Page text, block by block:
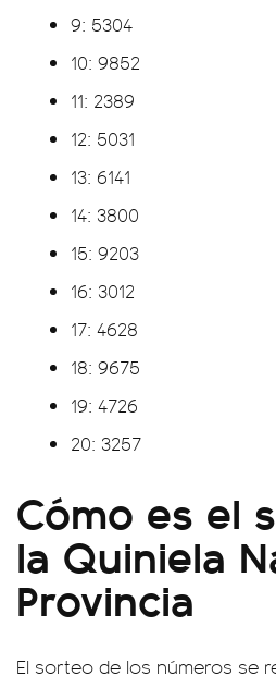
9: 5304
10: 9852
11: 2389
12: 5031
13: 6141
14: 3800
15: 9203
16: 3012
17: 4628
18: 9675
19: 4726
20: 3257
Cómo es el
la Quiniela
Provincia
El sorteo de los números se